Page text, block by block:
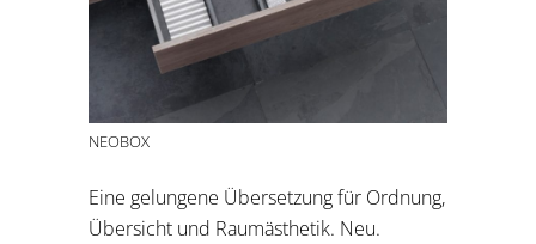
NEOBOX
Eine gelungene Übersetzung für Ordnung,
Übersicht und Raumästhetik. Neu.